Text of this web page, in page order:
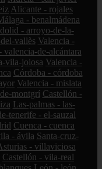
Alicante - rojales
- benalmádena
- arroyo-de-la-
vallès Valencia -
valencia-de-alcántara
vila-joiosa Valencia -
Córdoba - córdoba
Valencia - mislata
montgrí Castellón -
Las-palmas - las-
tenerife - el-sauzal
Cuenca - cuenca
- ávila Santa-cruz-
- villaviciosa
Castellón - vila-real